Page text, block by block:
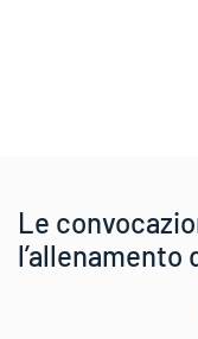
Le
l’allenamento